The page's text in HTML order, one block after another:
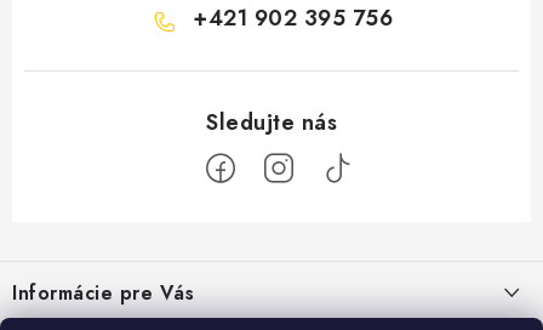
+421 902 395 756
pInformácie pre Vás